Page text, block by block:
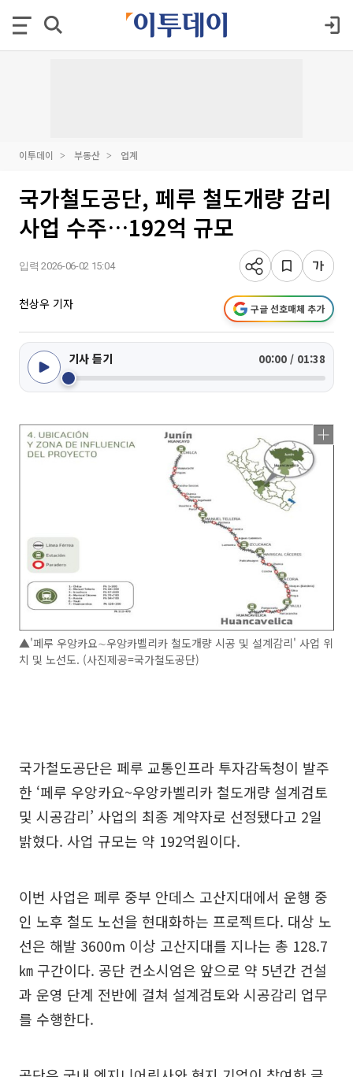
이투데이 부동산 업계
국가철도공단, 페루 철도개량 감리
사업 수주…192억 규모
입력 2026-06-02 15:04
천상우 기자 구글 선호매체 추가
기사 듣기 00:00 / 01:38
▲'페루 우앙카요∼우앙카벨리카 철도개량 시공 및 설계감리' 사업 위
치 및 노선도. (사진제공=국가철도공단)
국가철도공단은 페루 교통인프라 투자감독청이 발주
한 ‘페루 우앙카요~우앙카벨리카 철도개량 설계검토
및 시공감리’ 사업의 최종 계약자로 선정됐다고 2일
밝혔다. 사업 규모는 약 192억원이다.
이번 사업은 페루 중부 안데스 고산지대에서 운행 중
인 노후 철도 노선을 현대화하는 프로젝트다. 대상 노
선은 해발 3600m 이상 고산지대를 지나는 총 128.7
㎞ 구간이다. 공단 컨소시엄은 앞으로 약 5년간 건설
과 운영 단계 전반에 걸쳐 설계검토와 시공감리 업무
를 수행한다.